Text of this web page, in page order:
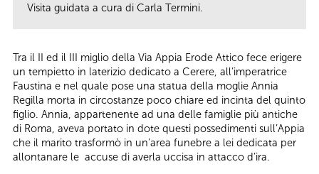
Visita guidata a cura di Carla Termini.
Tra il II ed il III miglio della Via Appia Erode Attico fece erigere
un tempietto in laterizio dedicato a Cerere, all’imperatrice
Faustina e nel quale pose una statua della moglie Annia
Regilla morta in circostanze poco chiare ed incinta del quinto
figlio. Annia, appartenente ad una delle famiglie più antiche
di Roma, aveva portato in dote questi possedimenti sull’Appia
che il marito trasformò in un’area funebre a lei dedicata per
allontanare le accuse di averla uccisa in attacco d’ira.